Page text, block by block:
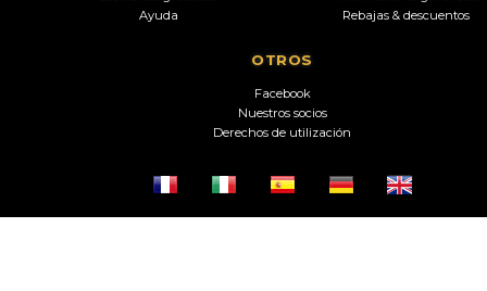
Ayuda
Rebajas & descuentos
OTROS
Facebook
Nuestros socios
Derechos de utilización